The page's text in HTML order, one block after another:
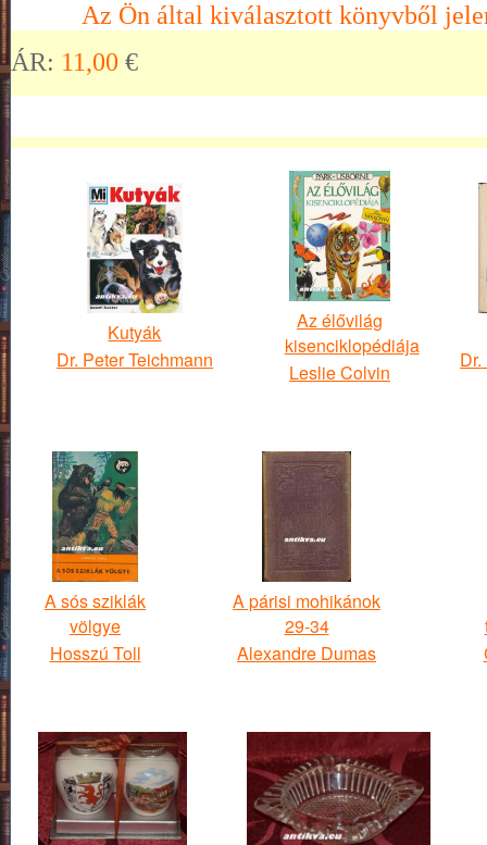
Az Ön által kiválasztott könyvből
ÁR: 11,00 €
Kutyák
Dr. Peter Teichmann
Az élővilág
kisenciklopédiája
Leslie Colvin
A sós sziklák
völgye
Hosszú Toll
A párisi mohikánok
29-34
Alexandre Dumas